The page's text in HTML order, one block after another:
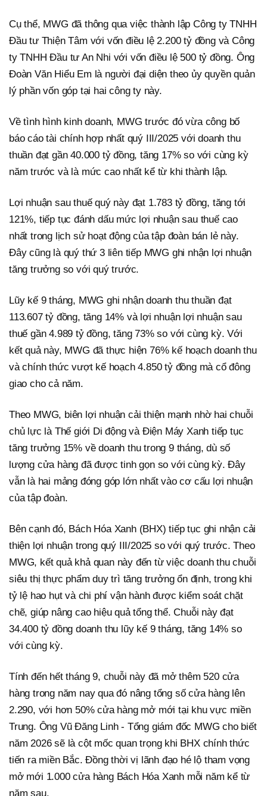
Cụ thể, MWG đã thông qua việc thành lập Công ty TNHH
Đầu tư Thiện Tâm với vốn điều lệ 2.200 tỷ đồng và Công
ty TNHH Đầu tư An Nhi với vốn điều lệ 500 tỷ đồng. Ông
Đoàn Văn Hiểu Em là người đại diện theo ủy quyền quản
lý phần vốn góp tại hai công ty này.
Về tình hình kinh doanh, MWG trước đó vừa công bố
báo cáo tài chính hợp nhất quý III/2025 với doanh thu
thuần đạt gần 40.000 tỷ đồng, tăng 17% so với cùng kỳ
năm trước và là mức cao nhất kể từ khi thành lập.
Lợi nhuận sau thuế quý này đạt 1.783 tỷ đồng, tăng tới
121%, tiếp tục đánh dấu mức lợi nhuận sau thuế cao
nhất trong lịch sử hoạt động của tập đoàn bán lẻ này.
Đây cũng là quý thứ 3 liên tiếp MWG ghi nhận lợi nhuận
tăng trưởng so với quý trước.
Lũy kế 9 tháng, MWG ghi nhận doanh thu thuần đạt
113.607 tỷ đồng, tăng 14% và lợi nhuận lợi nhuận sau
thuế gần 4.989 tỷ đồng, tăng 73% so với cùng kỳ. Với
kết quả này, MWG đã thực hiện 76% kế hoạch doanh thu
và chính thức vượt kế hoạch 4.850 tỷ đồng mà cổ đông
giao cho cả năm.
Theo MWG, biên lợi nhuận cải thiện mạnh nhờ hai chuỗi
chủ lực là Thế giới Di động và Điện Máy Xanh tiếp tục
tăng trưởng 15% về doanh thu trong 9 tháng, dù số
lượng cửa hàng đã được tinh gọn so với cùng kỳ. Đây
vẫn là hai mảng đóng góp lớn nhất vào cơ cấu lợi nhuận
của tập đoàn.
Bên cạnh đó, Bách Hóa Xanh (BHX) tiếp tục ghi nhận cải
thiện lợi nhuận trong quý III/2025 so với quý trước. Theo
MWG, kết quả khả quan này đến từ việc doanh thu chuỗi
siêu thị thực phẩm duy trì tăng trưởng ổn định, trong khi
tỷ lệ hao hụt và chi phí vận hành được kiểm soát chặt
chẽ, giúp nâng cao hiệu quả tổng thể. Chuỗi này đạt
34.400 tỷ đồng doanh thu lũy kế 9 tháng, tăng 14% so
với cùng kỳ.
Tính đến hết tháng 9, chuỗi này đã mở thêm 520 cửa
hàng trong năm nay qua đó nâng tổng số cửa hàng lên
2.290, với hơn 50% cửa hàng mở mới tại khu vực miền
Trung. Ông Vũ Đăng Linh - Tổng giám đốc MWG cho biết
năm 2026 sẽ là cột mốc quan trọng khi BHX chính thức
tiến ra miền Bắc. Đồng thời vị lãnh đạo hé lộ tham vọng
mở mới 1.000 cửa hàng Bách Hóa Xanh mỗi năm kể từ
năm sau.